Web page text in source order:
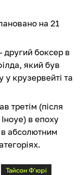
на 21
другий боксер в
який був
у крузервейті та
третім (після
в епоху
абсолютним
Тайсон Ф'юрі